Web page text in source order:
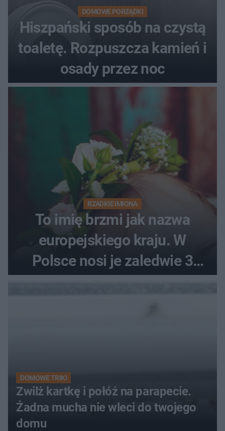
DOMOWE PORZĄDKI
Hiszpański sposób na czystą
toaletę. Rozpuszcza kamień i
osady przez noc
RZADKIE IMIONA
To imię brzmi jak nazwa
europejskiego kraju. W
Polsce nosi je zaledwie 3
kobiety
DOMOWE TRIKI
Zwilż kartkę i połóż na parapecie.
Żadna mucha nie wleci do twojego
domu